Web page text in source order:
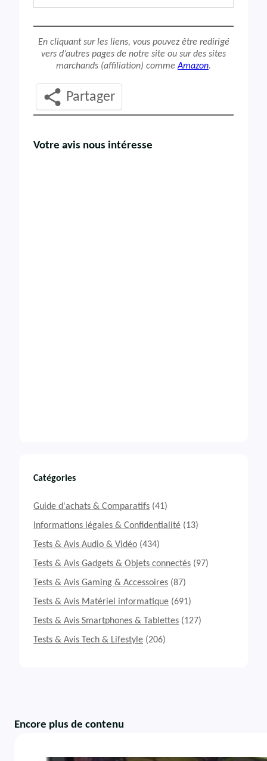
En cliquant sur les liens, vous pouvez être redirigé
vers d’autres pages de notre site ou sur des sites
marchands (affiliation) commeAmazon.
Partager
Votre avis nous intéresse
Catégories
Guide d'achats & Comparatifs (41)
Informations légales & Confidentialité (13)
Tests & Avis Audio & Vidéo (434)
Tests & Avis Gadgets & Objets connectés (97)
Tests & Avis Gaming & Accessoires (87)
Tests & Avis Matériel informatique (691)
Tests & Avis Smartphones & Tablettes (127)
Tests & Avis Tech & Lifestyle (206)
Encore plus de contenu